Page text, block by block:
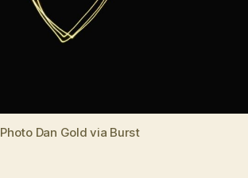
Photo Dan Gold via Burst